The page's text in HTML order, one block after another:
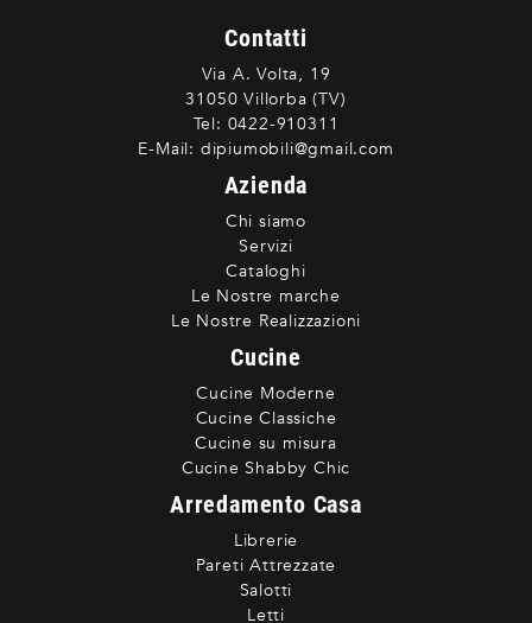
Contatti
Via A. Volta, 19
31050 Villorba (TV)
Tel: 0422-910311
E-Mail: dipiumobili@gmail.com
Azienda
Chi siamo
Servizi
Cataloghi
Le Nostre marche
Le Nostre Realizzazioni
Cucine
Cucine Moderne
Cucine Classiche
Cucine su misura
Cucine Shabby Chic
Arredamento Casa
Librerie
Pareti Attrezzate
Salotti
Letti